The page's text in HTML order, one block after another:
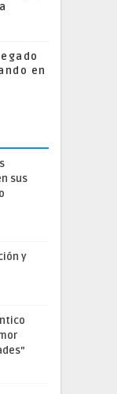
en
sus
y